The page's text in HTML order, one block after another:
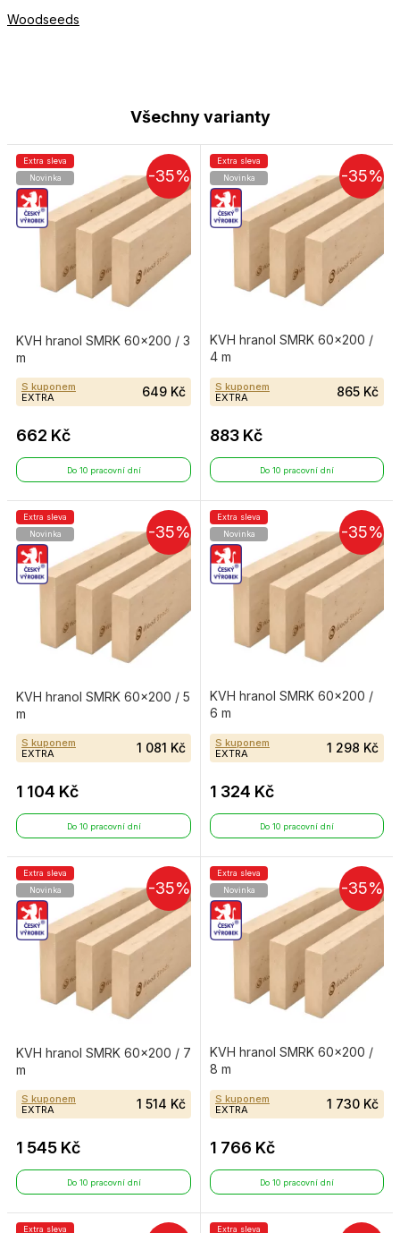
Woodseeds
Všechny varianty
-35%
Extra sleva
Novinka
KVH hranol SMRK 60×200 / 3
m
S kuponem
EXTRA
649 Kč
662 Kč
Do 10 pracovní dní
-35%
Extra sleva
Novinka
KVH hranol SMRK 60×200 /
4 m
S kuponem
EXTRA
865 Kč
883 Kč
Do 10 pracovní dní
-35%
Extra sleva
Novinka
KVH hranol SMRK 60×200 / 5
m
S kuponem
EXTRA
1 081 Kč
1 104 Kč
Do 10 pracovní dní
-35%
Extra sleva
Novinka
KVH hranol SMRK 60×200 /
6 m
S kuponem
EXTRA
1 298 Kč
1 324 Kč
Do 10 pracovní dní
-35%
Extra sleva
Novinka
KVH hranol SMRK 60×200 / 7
m
S kuponem
EXTRA
1 514 Kč
1 545 Kč
Do 10 pracovní dní
-35%
Extra sleva
Novinka
KVH hranol SMRK 60×200 /
8 m
S kuponem
EXTRA
1 730 Kč
1 766 Kč
Do 10 pracovní dní
Extra sleva
Extra sleva